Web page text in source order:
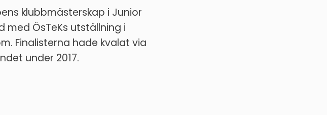
klubbmästerskap i Junior
med ÖsTeKs utställning i
Finalisterna hade kvalat via
under 2017.